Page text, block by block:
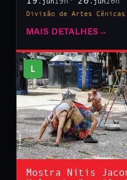
Divisão de Artes Cênicas
MAIS DETALHES →
L
Mostra Nitis